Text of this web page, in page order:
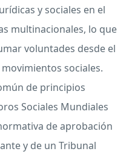
y sociales en el
multinacionales, lo que
voluntades desde el
movimientos sociales.
de principios
Sociales Mundiales
de aprobación
y de un Tribunal